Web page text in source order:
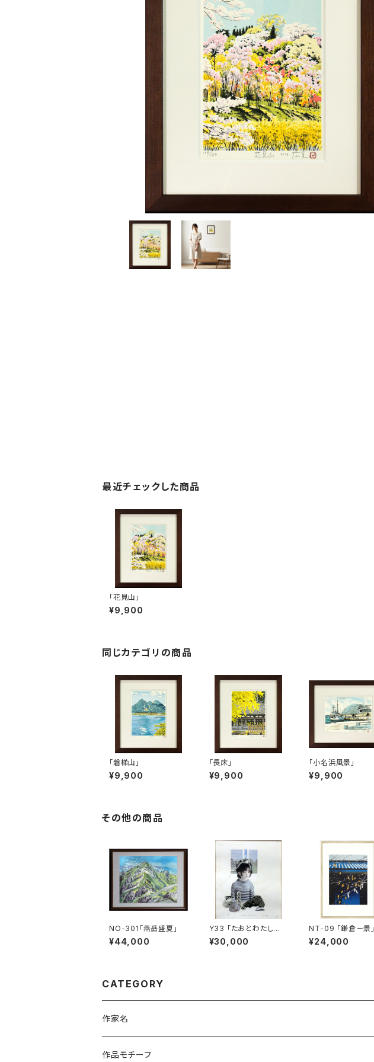
最近チェックした商品
「花見山」
¥9,900
同じカテゴリの商品
「磐梯山」
¥9,900
「長床」
¥9,900
「小名浜風景」
¥9,900
その他の商品
NO-301「燕岳盛夏」
¥44,000
Y33 「たおとわたし -
100回目の誕生日・２-」
¥30,000
NT-09 「鎌倉－景」
¥24,000
CATEGORY
作家名
杉山 修 （木版画）
作品モチーフ